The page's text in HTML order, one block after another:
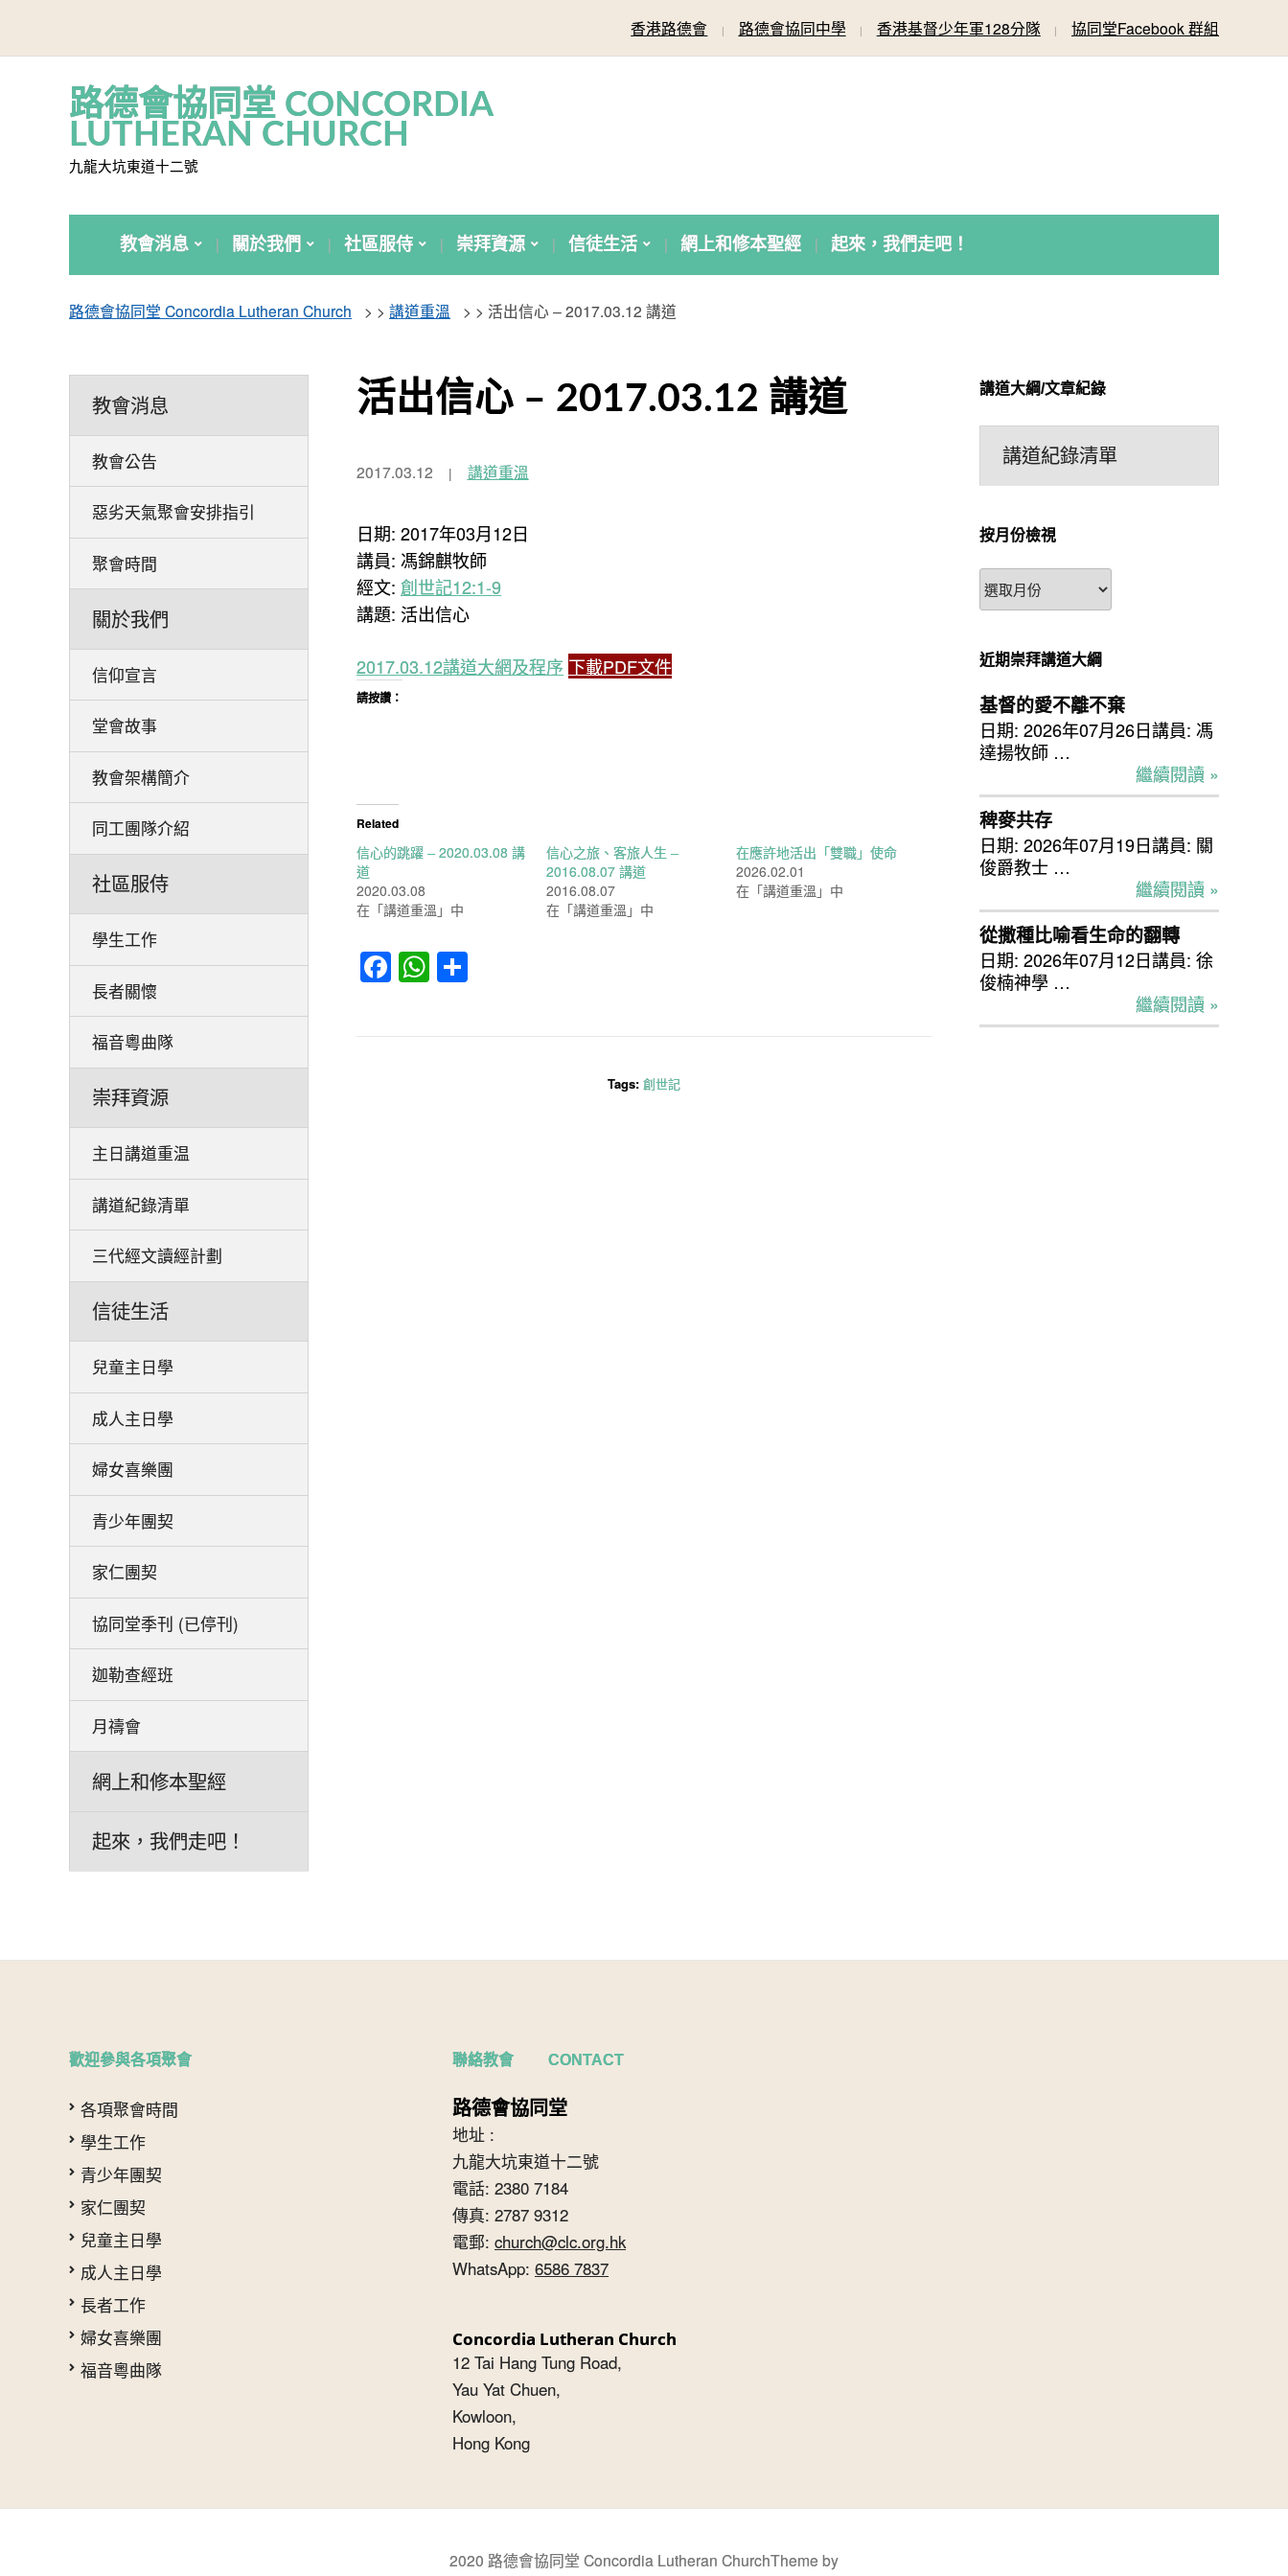
香港路德會 路德會協同中學 香港基督少年軍128分隊 協同堂Facebook 群組
路德會協同堂 CONCORDIA
LUTHERAN CHURCH
九龍大坑東道十二號
教會消息 關於我們 社區服侍 崇拜資源 信徒生活 網上和修本聖經 起來，我們走吧！
路德會協同堂 Concordia Lutheran Church > > 講道重溫 > > 活出信心 – 2017.03.12 講道
教會消息
教會公告
惡劣天氣聚會安排指引
聚會時間
關於我們
信仰宣言
堂會故事
教會架構簡介
同工團隊介紹
社區服侍
學生工作
長者關懷
福音粵曲隊
崇拜資源
主日講道重温
講道紀錄清單
三代經文讀經計劃
信徒生活
兒童主日學
成人主日學
婦女喜樂團
青少年團契
家仁團契
協同堂季刊 (已停刊)
迦勒查經班
月禱會
網上和修本聖經
起來，我們走吧！
活出信心 – 2017.03.12 講道
2017.03.12 講道重溫
日期: 2017年03月12日
講員: 馮錦麒牧師
經文: 創世記12:1-9
講題: 活出信心
2017.03.12講道大網及程序 下載PDF文件
請按讚：
Related
信心的跳躍 – 2020.03.08 講
道
2020.03.08
在「講道重溫」中
信心之旅、客旅人生 –
2016.08.07 講道
2016.08.07
在「講道重溫」中
在應許地活出「雙職」使命
2026.02.01
在「講道重溫」中
Facebook
WhatsApp
Tags: 創世記
講道大綱/文章紀錄
講道紀錄清單
按月份檢視
按
月
視
近期崇拜講道大綱
基督的愛不離不棄
日期: 2026年07月26日講員: 馮
達揚牧師 …
繼續閱讀 »
稗麥共存
日期: 2026年07月19日講員: 關
俊爵教士 …
繼續閱讀 »
從撒種比喻看生命的翻轉
日期: 2026年07月12日講員: 徐
俊楠神學 …
繼續閱讀 »
歡迎參與各項聚會
各項聚會時間
學生工作
青少年團契
家仁團契
兒童主日學
成人主日學
長者工作
婦女喜樂團
福音粵曲隊
聯絡教會 CONTACT
路德會協同堂
地址 :
九龍大坑東道十二號
電話: 2380 7184
傳真: 2787 9312
電郵: church@clc.org.hk
WhatsApp: 6586 7837
Concordia Lutheran Church
12 Tai Hang Tung Road,
Yau Yat Chuen,
Kowloon,
Hong Kong
2020 路德會協同堂 Concordia Lutheran ChurchTheme by